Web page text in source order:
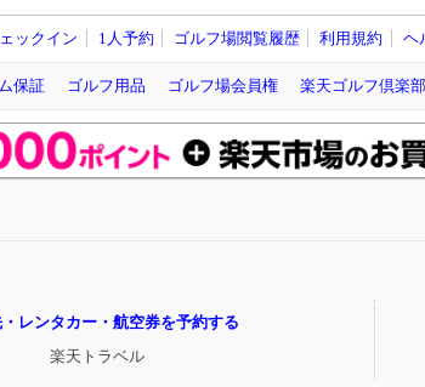
ックイン 1人予約 ゴルフ場閲覧履歴 利用規約 ヘ
保証 ゴルフ用品 ゴルフ場会員権 楽天ゴルフ倶楽部
レンタカー・航空券を予約する
楽天トラベル